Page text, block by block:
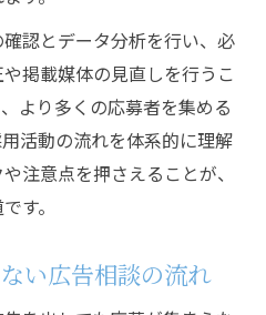
ぐ広告相談の基礎知識
異なる広告相談手順
談先と対応方法を解説
に悩んだ際の相談方法
はどこに相談すべきか
相談先を迷った時の対処
認とデータ分析を行い、必
掲載媒体の見直しを行うこ
より多くの応募者を集める
活動の流れを体系的に理解
注意点を押さえることが、
す。
い広告相談の流れ